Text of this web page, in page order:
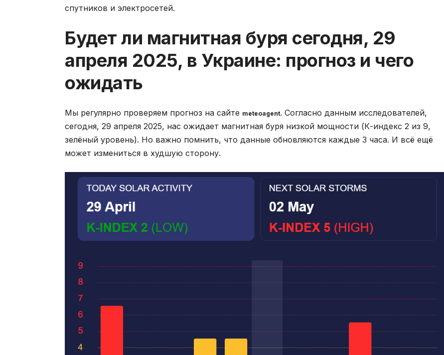
спутников и электросетей.
Будет ли магнитная буря сегодня, 29
апреля 2025, в Украине: прогноз и чего
ожидать
Мы регулярно проверяем прогноз на сайте meteoagent. Согласно данным исследователей,
сегодня, 29 апреля 2025, нас ожидает магнитная буря низкой мощности (К-индекс 2 из 9,
зелёный уровень). Но важно помнить, что данные обновляются каждые 3 часа. И всё ещё
может измениться в худшую сторону.